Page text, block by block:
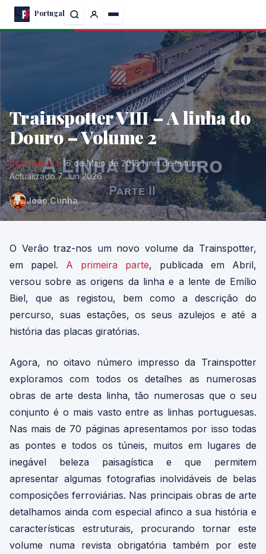
Skip
Portugal
Trainspotter VIII – A linha do
Douro – Volume 2
DESTAQUES·16 de Maio de 2018·1 min de leitura·
Actualizado 7 Jun 2026
João Cunha
O Verão traz-nos um novo volume da Trainspotter,
em papel. A primeira parte, publicada em Abril,
versou sobre as origens da linha e a lente de Emílio
Biel, que as registou, bem como a descrição do
percurso, suas estações, os seus azulejos e até a
história das placas giratórias.
Agora, no oitavo número impresso da Trainspotter
exploramos com todos os detalhes as numerosas
obras de arte desta linha, tão numerosas que o seu
conjunto é o mais vasto entre as linhas portuguesas.
Nas mais de 70 páginas apresentamos por isso todas
as pontes e todos os túneis, muitos em lugares de
inegável beleza paisagística e que permitem
apresentar algumas fotografias inolvidáveis de belas
composições ferroviárias. Nas principais obras de arte
detalhamos ainda com especial afinco a sua história e
características estruturais, procurando tornar este
volume numa revista obrigatória também por este